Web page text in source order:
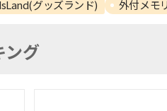
グッズランド) 外付メモ
グ